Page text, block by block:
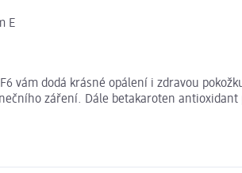
E
vám dodá krásné opálení i zdravou
záření. Dále betakaroten